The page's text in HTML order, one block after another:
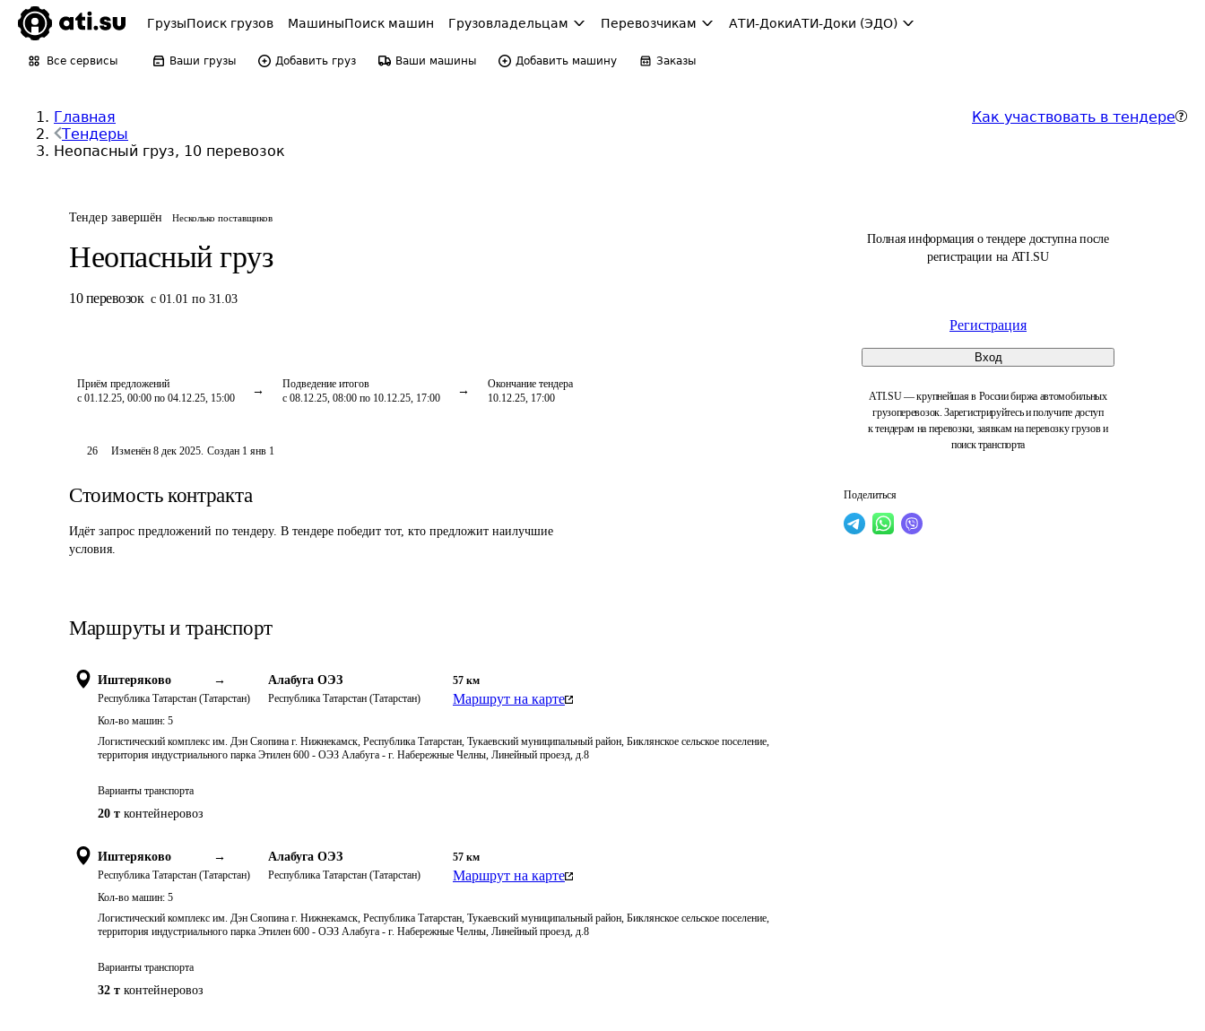
ГрузыПоиск грузов МашиныПоиск машин Грузовладельцам Перевозчикам АТИ-ДокиАТИ-Доки (ЭДО)
Все сервисы Ваши грузы Добавить груз Ваши машины Добавить машину Заказы
Главная
Тендеры
Неопасный груз, 10 перевозок
Как участвовать в тендере
Тендер завершён Несколько поставщиков
Неопасный груз
10 перевозок с 01.01 по 31.03
Приём предложений
с 01.12.25, 00:00 по 04.12.25, 15:00
Подведение итогов
с 08.12.25, 08:00 по 10.12.25, 17:00
Окончание тендера
10.12.25, 17:00
Полная информация о тендере доступна после
регистрации на ATI.SU
Регистрация
Вход
ATI.SU — крупнейшая в России биржа автомобильных
грузоперевозок. Зарегистрируйтесь и получите доступ
к тендерам на перевозки, заявкам на перевозку грузов и
поиск транспорта
Поделиться
26 Изменён8 дек 2025. Создан 1 янв 1
Стоимость контракта
Идёт запрос предложений по тендеру. В тендере победит тот, кто предложит наилучшие
условия.
Маршруты и транспорт
Иштеряково →
Республика Татарстан (Татарстан)
Алабуга ОЭЗ
Республика Татарстан (Татарстан)
57 км
Маршрут на карте
Кол-во машин: 5
Логистический комплекс им. Дэн Сяопина г. Нижнекамск, Республика Татарстан, Тукаевский муниципальный район, Биклянское сельское поселение,
территория индустриального парка Этилен 600 - ОЭЗ Алабуга - г. Набережные Челны, Линейный проезд, д.8
Варианты транспорта
20 т контейнеровоз
Иштеряково →
Республика Татарстан (Татарстан)
Алабуга ОЭЗ
Республика Татарстан (Татарстан)
57 км
Маршрут на карте
Кол-во машин: 5
Логистический комплекс им. Дэн Сяопина г. Нижнекамск, Республика Татарстан, Тукаевский муниципальный район, Биклянское сельское поселение,
территория индустриального парка Этилен 600 - ОЭЗ Алабуга - г. Набережные Челны, Линейный проезд, д.8
Варианты транспорта
32 т контейнеровоз